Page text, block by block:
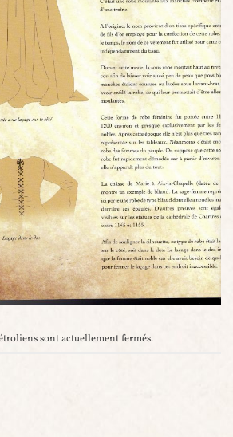
sont actuellement fermés.